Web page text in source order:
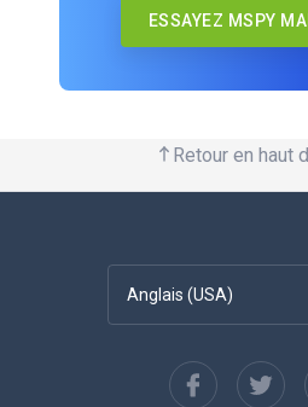
ESSAYEZ MSPY
Retour en haut
Anglais (USA)